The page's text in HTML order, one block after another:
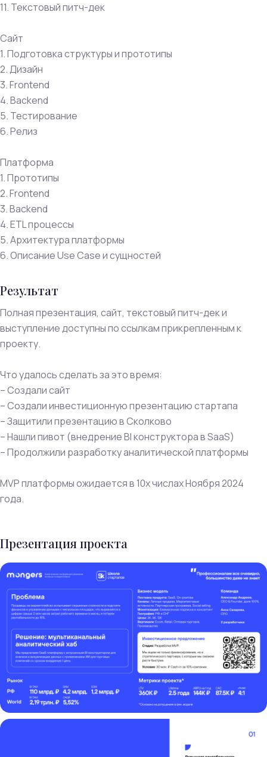
11. Текстовый питч-дек
Сайт
1. Подготовка структуры и прототипы
2. Дизайн
3. Frontend
4. Backend
5. Тестирование
6. Релиз
Платформа
1. Прототипы
2. Frontend
3. Backend
4. ETL процессы
5. Архитектура платформы
6. Описание Use Case и сущностей
Результат
Полная презентация, сайт, текстовый питч-дек и
выступление доступны по ссылкам прикрепленным к
проекту.
Что удалось сделать за это время:
– Создали сайт
– Создали инвестиционную презентацию стартапа
– Защитили презентацию в Сколково
– Нашли пивот (внедрение BI конструктора в SaaS)
– Продолжили разработку аналитической платформы
MVP платформы ожидается в 10х числах Ноября 2024
года.
Презентация проекта